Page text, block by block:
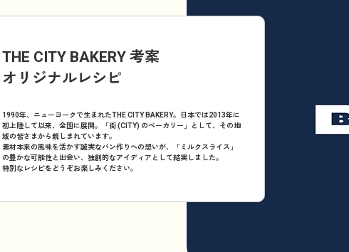
THE CITY BAKERY 考案
オリジナルレシピ
1990年、ニューヨークで生まれたTHE CITY BAKERY。日本では2013年に
初上陸して以来、全国に展開。「街 (CITY) のベーカリー」として、その地
域の皆さまから親しまれています。
素材本来の風味を活かす誠実なパン作りへの想いが、「ミルクスライス」
の豊かな可能性と出会い、独創的なアイディアとして結実しました。
特別なレシピをどうぞお楽しみください。